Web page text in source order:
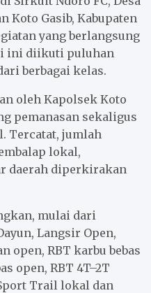
Koto Gasib, Kabupaten
yang berlangsung
ini diikuti puluhan
berbagai kelas.
oleh Kapolsek Koto
pemanasan sekaligus
Tercatat, jumlah
lokal,
daerah diperkirakan
mulai dari
Langsir Open,
open, RBT karbu bebas
open, RBT 4T–2T
Trail lokal dan